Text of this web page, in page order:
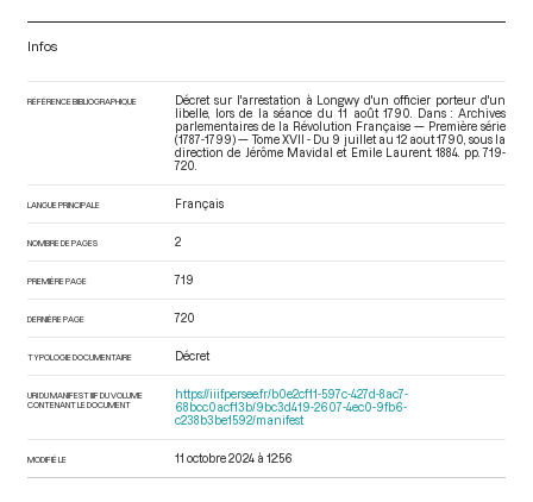
Infos
RÉFÉRENCE BIBLIOGRAPHIQUE
Décret sur l'arrestation à Longwy d'un officier porteur d'un
libelle, lors de la séance du 11 août 1790. Dans : Archives
parlementaires de la Révolution Française — Première série
(1787-1799) — Tome XVII - Du 9 juillet au 12 aout 1790 , sous la
direction de Jérôme Mavidal et Emile Laurent. 1884. pp. 719-
720.
LANGUE PRINCIPALE Français
NOMBRE DE PAGES 2
PREMIÈRE PAGE 719
DERNIÈRE PAGE 720
TYPOLOGIE DOCUMENTAIRE Décret
URI DU MANIFEST IIIF DU VOLUME
CONTENANT LE DOCUMENT
https://iiif.persee.fr/b0e2cf11-597c-427d-8ac7-
68bcc0acf13b/9bc3d419-2607-4ec0-9fb6-
c238b3be1592/manifest
MODIFIÉ LE 11 octobre 2024 à 12:56